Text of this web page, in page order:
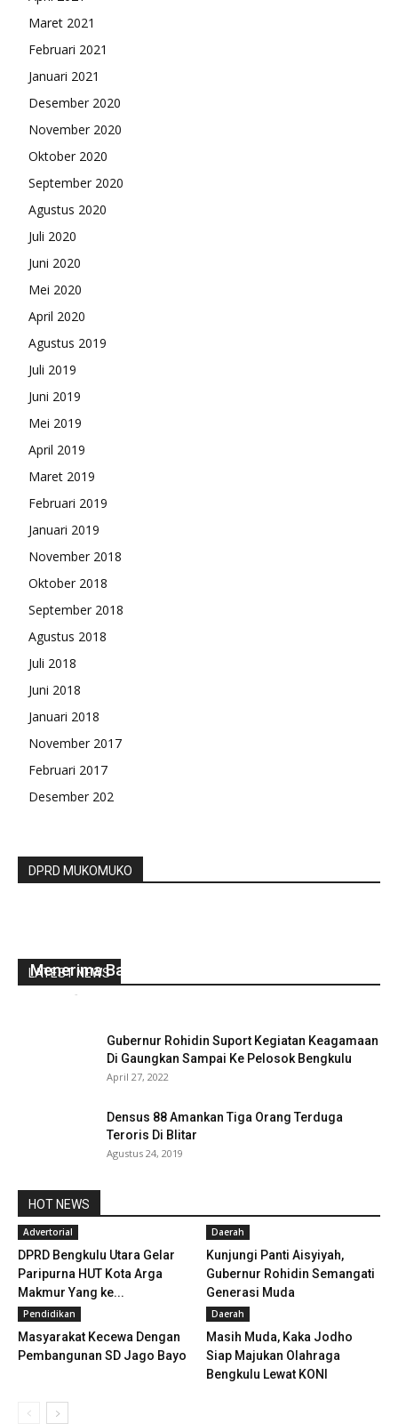
Maret 2021
Februari 2021
Januari 2021
Desember 2020
November 2020
Oktober 2020
September 2020
Agustus 2020
Juli 2020
Juni 2020
Mei 2020
April 2020
Agustus 2019
Juli 2019
Juni 2019
Mei 2019
April 2019
Maret 2019
Februari 2019
Januari 2019
November 2018
Oktober 2018
September 2018
Agustus 2018
Juli 2018
Juni 2018
Januari 2018
November 2017
Februari 2017
Desember 202
DPRD MUKOMUKO
LATEST NEWS
Menerima Bantuan BLT DD
-
Gubernur Rohidin Suport Kegiatan Keagamaan
Di Gaungkan Sampai Ke Pelosok Bengkulu
April 27, 2022
Densus 88 Amankan Tiga Orang Terduga
Teroris Di Blitar
Agustus 24, 2019
HOT NEWS
Advertorial
DPRD Bengkulu Utara Gelar
Paripurna HUT Kota Arga
Makmur Yang ke...
Daerah
Kunjungi Panti Aisyiyah,
Gubernur Rohidin Semangati
Generasi Muda
Pendidikan
Masyarakat Kecewa Dengan
Pembangunan SD Jago Bayo
Daerah
Masih Muda, Kaka Jodho
Siap Majukan Olahraga
Bengkulu Lewat KONI